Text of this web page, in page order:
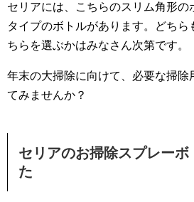
セリアには、こちらのスリム角形の
タイプのボトルがあります。どち
ちらを選ぶかはみなさん次第です。
年末の大掃除に向けて、必要な掃除
てみませんか？
セリアのお掃除スプレー
た